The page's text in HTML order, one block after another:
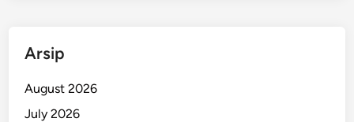
Arsip
August 2026
July 2026